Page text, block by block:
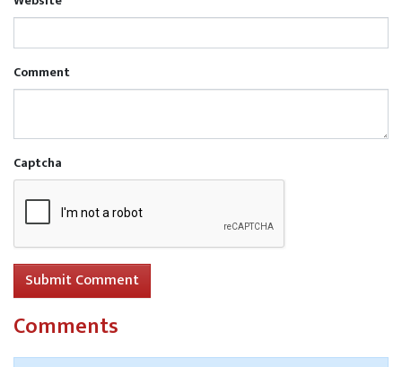
Comment
Captcha
Submit Comment
Comments